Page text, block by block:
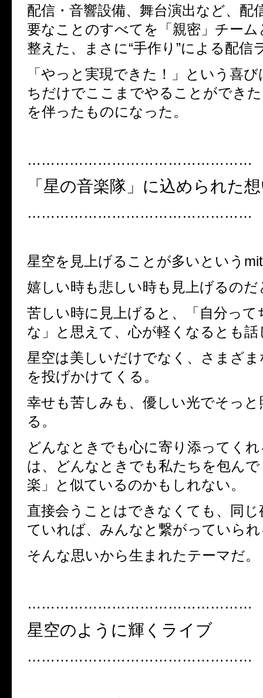
配信・音響設備、舞台演出など、配
要なことのすべてを「親密」チー
整えた、まさに“手作り ”による配信
「やっと実現できた！」という喜
ちだけでここまでやることができ
を伴ったものになった。
…………………………………………
「星の音楽隊」に込められた
…………………………………………
星空を見上げることが多いという
嬉しい時も悲しい時も見上げるのだ
苦しい時に見上げると、「自分って
な」と思えて、心が軽くなるとも
星空は美しいだけでなく、さまざ
を投げかけてくる。
幸せも苦しみも、優しい光でそっ
る。
どんなときでも心に寄り添ってく
は、どんなときでも私たちを包ん
楽」と似ているのかもしれない。
直接会うことはできなくても、同じ
ていれば、みんなと繋がっていら
そんな思いから生まれたテーマだ。
…………………………………………
星空のように輝くライブ
…………………………………………